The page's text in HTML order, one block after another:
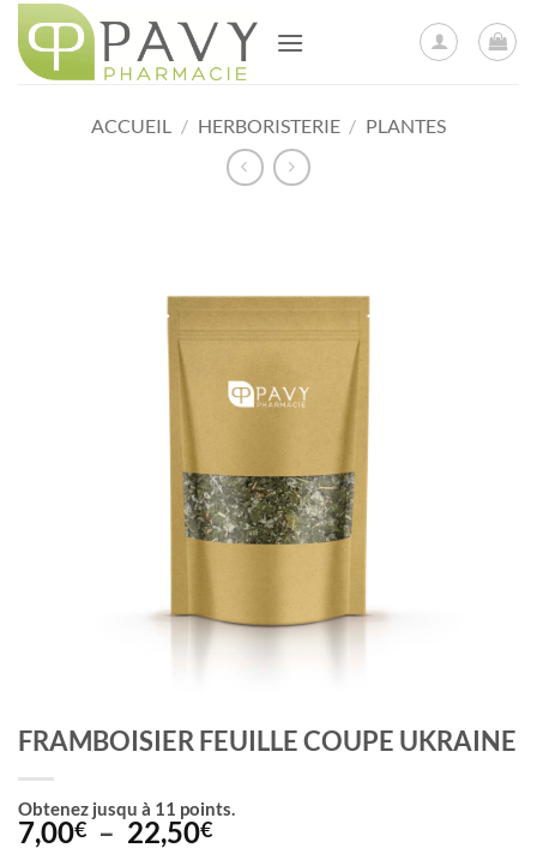
au
contenu
ACCUEIL / HERBORISTERIE / PLANTES
FRAMBOISIER FEUILLE COUPE UKRAINE
Obtenez jusqu à 11 points.
7,00€ – 22,50€Plage